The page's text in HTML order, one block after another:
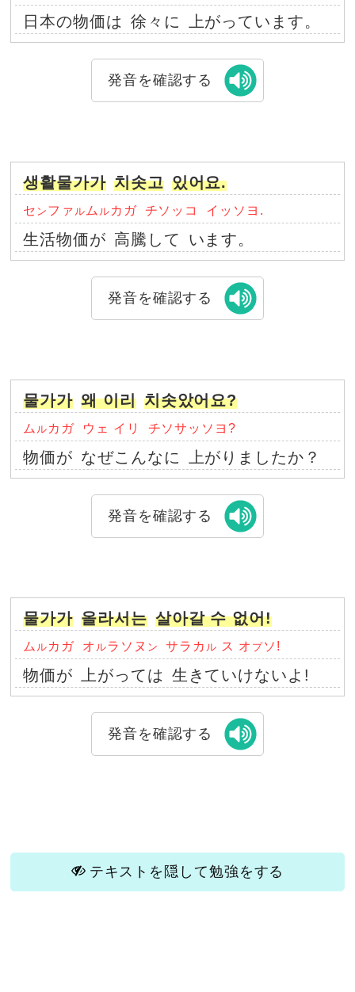
日本の物価は 徐々に 上がっています。
発音を確認する
생활물가가 치솟고 있어요.
セ ン ファ ル ム ル カガ チソッコ イッソヨ.
生活物価が 高騰して います。
発音を確認する
물가가 왜 이리 치솟았어요?
ム ル カガ ウェ イリ チソサッソヨ?
物価が なぜこんなに 上がりましたか？
発音を確認する
물가가 올라서는 살아갈 수 없어!
ム ル カガ オ ルラソヌ ン サラカ ル ス オ プソ!
物価が 上がっては 生きていけないよ!
発音を確認する
テキストを隠して勉強をする